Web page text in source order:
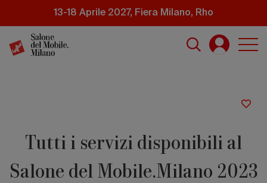
principale
13-18 Aprile 2027, Fiera Milano, Rho
Tutti i servizi disponibili al
Salone del Mobile.Milano 2023